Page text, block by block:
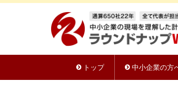
トップ 中小企業の方